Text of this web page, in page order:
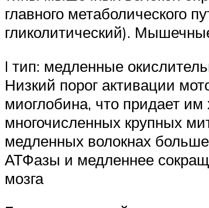
главного метаболического
гликолитический).
I тип: медленные
Низкий порог активации
миоглобина, что придает
многочисленных крупных
медленных волокнах
АТФазы и медленнее
мозга